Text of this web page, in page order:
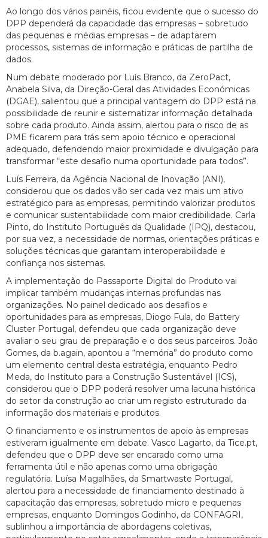
Ao longo dos vários painéis, ficou evidente que o sucesso do
DPP dependerá da capacidade das empresas – sobretudo
das pequenas e médias empresas – de adaptarem
processos, sistemas de informação e práticas de partilha de
dados.
Num debate moderado por Luís Branco, da ZeroPact,
Anabela Silva, da Direção-Geral das Atividades Económicas
(DGAE), salientou que a principal vantagem do DPP está na
possibilidade de reunir e sistematizar informação detalhada
sobre cada produto. Ainda assim, alertou para o risco de as
PME ficarem para trás sem apoio técnico e operacional
adequado, defendendo maior proximidade e divulgação para
transformar “este desafio numa oportunidade para todos”.
Luís Ferreira, da Agência Nacional de Inovação (ANI),
considerou que os dados vão ser cada vez mais um ativo
estratégico para as empresas, permitindo valorizar produtos
e comunicar sustentabilidade com maior credibilidade. Carla
Pinto, do Instituto Português da Qualidade (IPQ), destacou,
por sua vez, a necessidade de normas, orientações práticas e
soluções técnicas que garantam interoperabilidade e
confiança nos sistemas.
A implementação do Passaporte Digital do Produto vai
implicar também mudanças internas profundas nas
organizações. No painel dedicado aos desafios e
oportunidades para as empresas, Diogo Fula, do Battery
Cluster Portugal, defendeu que cada organização deve
avaliar o seu grau de preparação e o dos seus parceiros. João
Gomes, da b.again, apontou a “memória” do produto como
um elemento central desta estratégia, enquanto Pedro
Meda, do Instituto para a Construção Sustentável (ICS),
considerou que o DPP poderá resolver uma lacuna histórica
do setor da construção ao criar um registo estruturado da
informação dos materiais e produtos.
O financiamento e os instrumentos de apoio às empresas
estiveram igualmente em debate. Vasco Lagarto, da Tice.pt,
defendeu que o DPP deve ser encarado como uma
ferramenta útil e não apenas como uma obrigação
regulatória. Luísa Magalhães, da Smartwaste Portugal,
alertou para a necessidade de financiamento destinado à
capacitação das empresas, sobretudo micro e pequenas
empresas, enquanto Domingos Godinho, da CONFAGRI,
sublinhou a importância de abordagens coletivas,